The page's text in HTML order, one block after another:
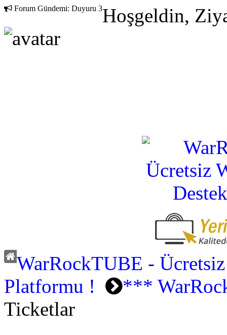
Forum Gündemi: Duyuru 3Hoşgeldin,
WarRockTUBE -
Platformu !
***
Ticketlar